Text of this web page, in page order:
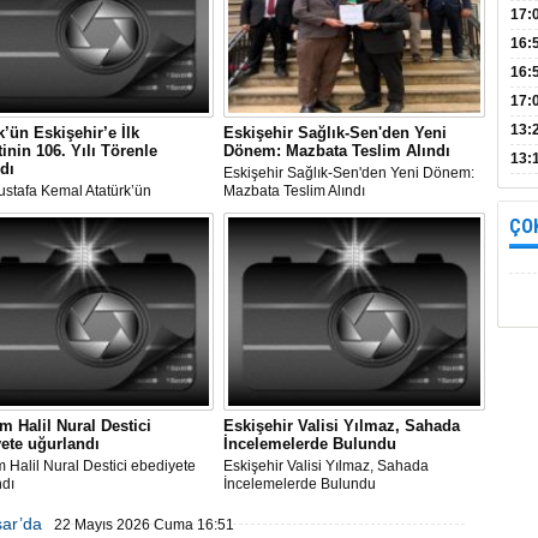
Eskişehir’e İlk
106. Yılı Törenle
Kemal Atatürk’ün
İlk Ziyaretinin 106. Yılı
Eskişehir Sağlık-Sen'den Yeni
Dönem: Mazbata Teslim Alındı
Eskişehir Sağlık-Sen'den Yeni Dönem:
Mazbata Teslim Alındı
Halil Nural Destici
uğurlandı
Halil Nural Destici ebediyete
Eskişehir Valisi Yılmaz, Sahada
İncelemelerde Bulundu
Eskişehir Valisi Yılmaz, Sahada
İncelemelerde Bulundu
22 Mayıs 2026 Cuma 16:51